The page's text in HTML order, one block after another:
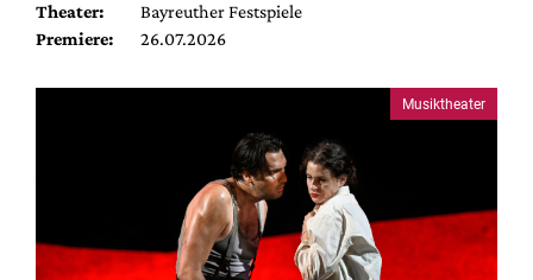
Theater:
Bayreuther Festspiele
Premiere:
26.07.2026
Musiktheater